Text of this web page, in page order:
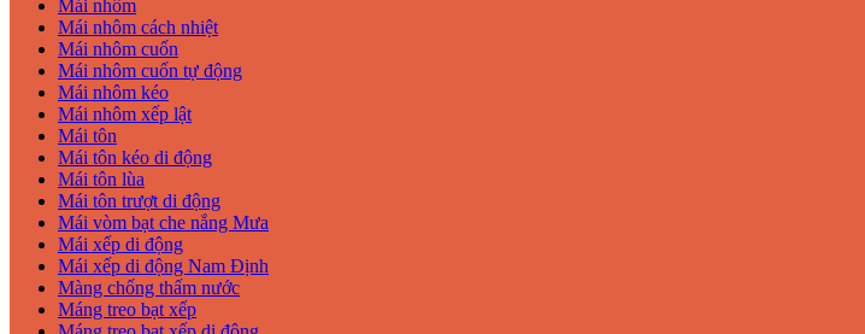
Mái nhôm
Mái nhôm cách nhiệt
Mái nhôm cuốn
Mái nhôm cuốn tự động
Mái nhôm kéo
Mái nhôm xếp lật
Mái tôn
Mái tôn kéo di động
Mái tôn lùa
Mái tôn trượt di động
Mái vòm bạt che nắng Mưa
Mái xếp di động
Mái xếp di động Nam Định
Màng chống thấm nước
Máng treo bạt xếp